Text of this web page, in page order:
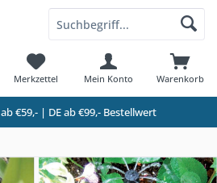
€59,- | DE ab €99,- Bestellwert
Warenkorb
Merkzettel Mein Konto